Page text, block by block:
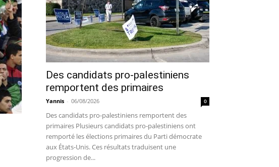
Des candidats pro-palestiniens
remportent des primaires
Yannis - 06/08/2026 0
Des candidats pro-palestiniens remportent des
primaires Plusieurs candidats pro-palestiniens ont
remporté les élections primaires du Parti démocrate
aux États-Unis. Ces résultats traduisent une
progression de...